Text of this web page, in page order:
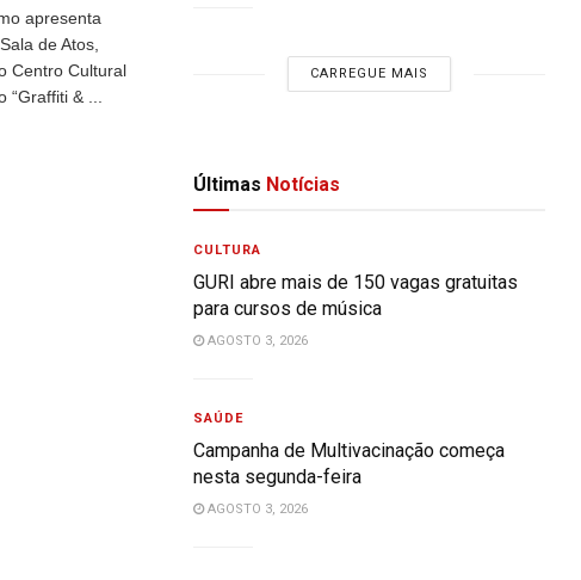
apresenta
de Atos,
Centro Cultural
& ...
CARREGUE MAIS
Últimas Notícias
CULTURA
GURI abre mais de 150 vagas gratuitas
para cursos de música
AGOSTO 3, 2026
SAÚDE
Campanha de Multivacinação começa
nesta segunda-feira
AGOSTO 3, 2026